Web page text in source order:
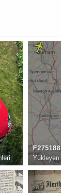
Yükleyen